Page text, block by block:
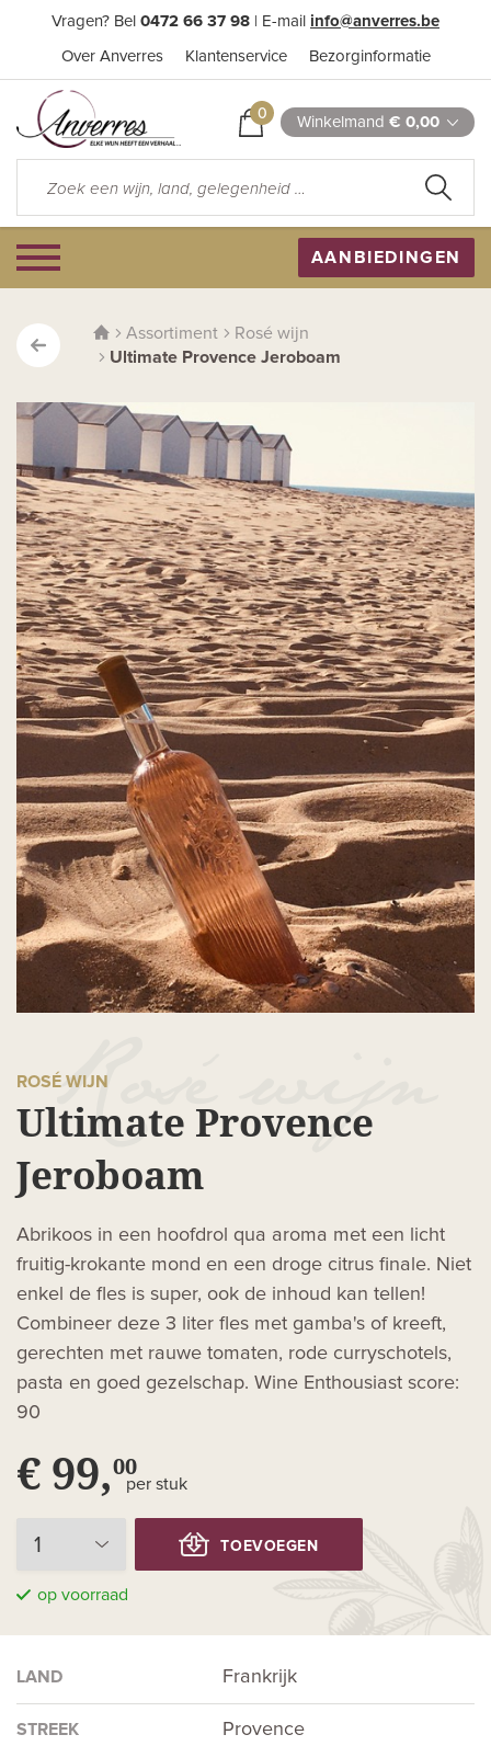
Vragen? Bel 0472 66 37 98 | E-mail info@anverres.be
Over Anverres Klantenservice Bezorginformatie
0 Winkelmand € 0,00
AANBIEDINGEN
Assortiment
Rosé wijn
Ultimate Provence Jeroboam
ROSÉ WIJN
Ultimate Provence
Jeroboam
Abrikoos in een hoofdrol qua aroma met een licht
fruitig-krokante mond en een droge citrus finale. Niet
enkel de fles is super, ook de inhoud kan tellen!
Combineer deze 3 liter fles met gamba's of kreeft,
gerechten met rauwe tomaten, rode curryschotels,
pasta en goed gezelschap. Wine Enthousiast score:
90
€ 99,00
per stuk
TOEVOEGEN
op voorraad
LAND Frankrijk
STREEK Provence